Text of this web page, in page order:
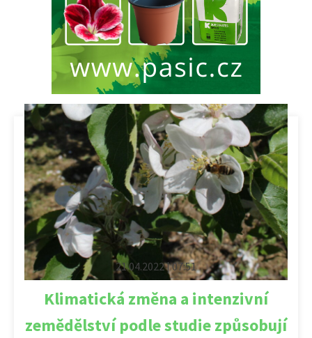
21.04.2022 | 07:51
Klimatická změna a intenzivní
zemědělství podle studie způsobují